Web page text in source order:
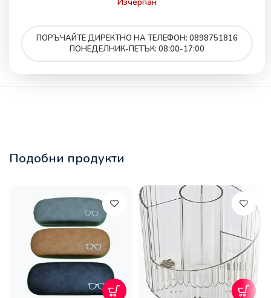
ПОРЪЧАЙТЕ ДИРЕКТНО НА ТЕЛЕФОН: 0898751816
ПОНЕДЕЛНИК-ПЕТЪК: 08:00-17:00
Подобни продукти